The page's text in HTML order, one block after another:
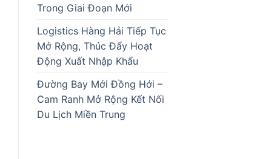
Trong Giai Đoạn Mới
Logistics Hàng Hải Tiếp Tục
Mở Rộng, Thúc Đẩy Hoạt
Động Xuất Nhập Khẩu
Đường Bay Mới Đồng Hới –
Cam Ranh Mở Rộng Kết Nối
Du Lịch Miền Trung